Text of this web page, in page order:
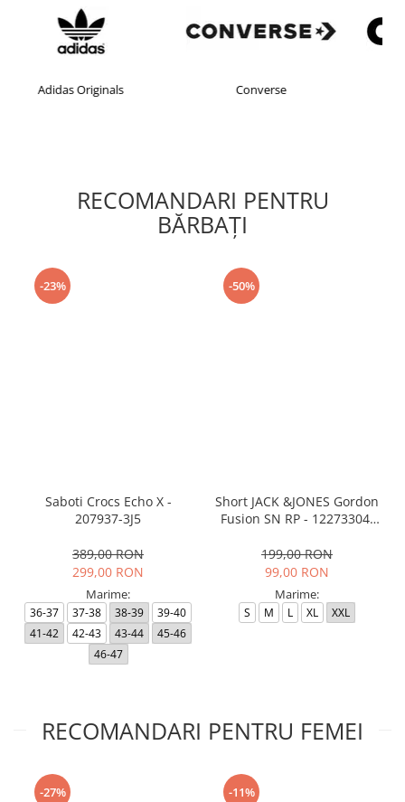
Converse
RECOMANDARI PENTRU
BĂRBAŢI
-23%
Saboti Crocs Echo X -
207937-3J5
389,00 RON
299,00 RON
Marime:
36-37 37-38 38-39
39-40
41-42
42-43 43-44
45-46
46-47
-50%
Short JACK &JONES Gordon
Fusion SN RP - 12273304-
199,00 RON
99,00 RON
Marime:
S M L XL XXL
RECOMANDARI PENTRU FEMEI
-27% -11%